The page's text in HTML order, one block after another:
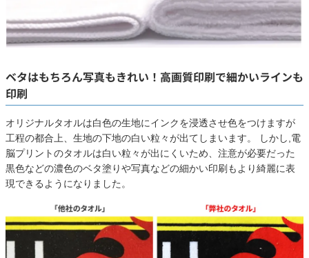
ベタはもちろん写真もきれい！高画質印刷で細かいラインも
印刷
オリジナルタオルは白色の生地にインクを浸透させ色をつけますが
工程の都合上、生地の下地の白い粒々が出てしまいます。 しかし,電
脳プリントのタオルは白い粒々が出にくいため、注意が必要だった
黒色などの濃色のベタ塗りや写真などの細かい印刷もより綺麗に表
現できるようになりました。